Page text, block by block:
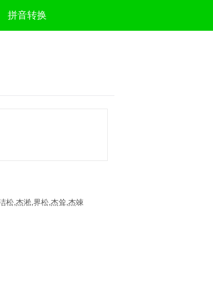
拼音转换
松,杰淞,界松,杰耸,杰竦